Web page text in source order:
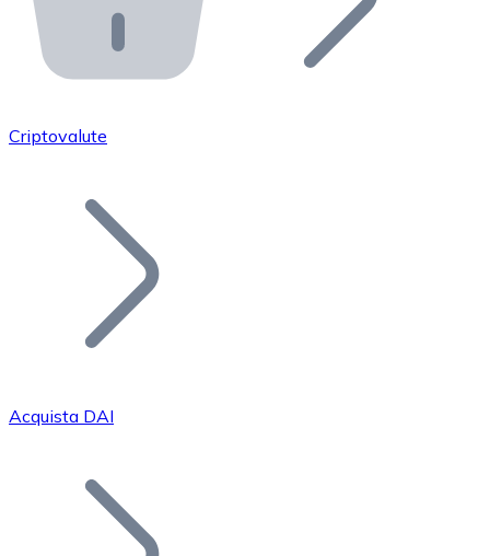
API Bitnovo
Integra la nostra API nel tuo ecosistema.
Unisciti alla nostra rete di rivenditori e
Aggiungi il token del tuo progetto al nostro servizio di
Bitcoin
Criptovalute
Acquista DAI